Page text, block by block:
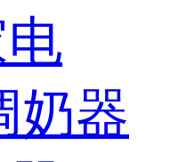
奶器